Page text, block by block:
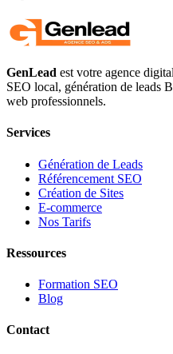
GenLead est votre agence
SEO local, génération de leads
web professionnels.
Services
Génération de Leads
Référencement SEO
Création de Sites
E-commerce
Nos Tarifs
Ressources
Formation SEO
Blog
Contact